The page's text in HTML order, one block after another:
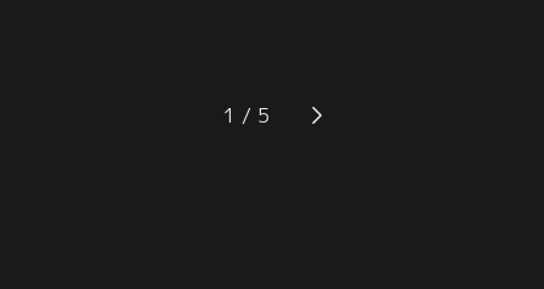
レハブ組が3点を先制する。2回裏、
真っ向勝負を挑んだ光は東にホーム
ない。疲労がピークに達し投球が乱
れ始めた光は、コントロールを捨て
1